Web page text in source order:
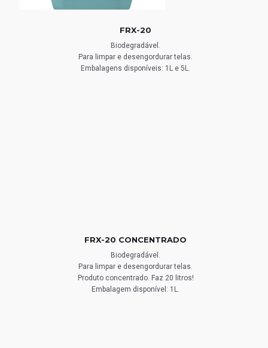
FRX-20
Biodegradável.
Para limpar e desengordurar telas.
Embalagens disponíveis: 1L e 5L.
FRX-20 CONCENTRADO
Biodegradável.
Para limpar e desengordurar telas.
Produto concentrado. Faz 20 litros!
Embalagem disponível: 1L.